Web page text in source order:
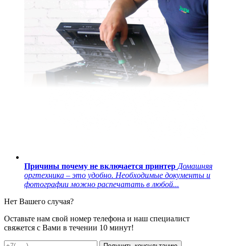
Причины почему не включается принтер Домашняя
оргтехника – это удобно. Необходимые документы и
фотографии можно распечатать в любой...
Нет Вашего случая?
Оставьте нам свой номер телефона и наш специалист
свяжется с Вами в течении 10 минут!